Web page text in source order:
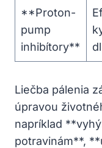
**Proton-
pump
inhibítory**
Liečba pálenia
úpravou
napríklad
potravinám**,